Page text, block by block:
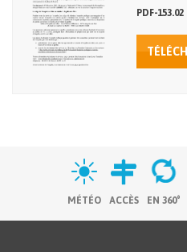
PDF-
MÉTÉO ACCÈS EN 360°